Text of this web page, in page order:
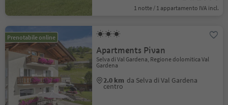
1 notte / 1 appartamento IVA incl.
Prenotabile online
Apartments Pivan
Selva di Val Gardena, Regione dolomitica Val
Gardena
2.0 km da Selva di Val Gardena
centro